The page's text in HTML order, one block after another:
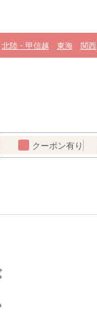
北陸・甲信越 東海 関
クーポン有り